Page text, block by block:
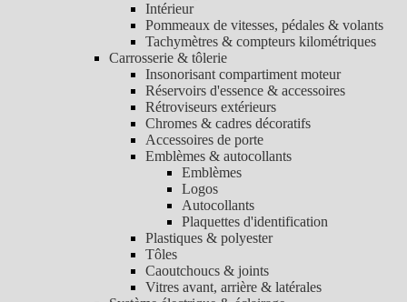
Intérieur
Pommeaux de vitesses, pédales & volants
Tachymètres & compteurs kilométriques
Carrosserie & tôlerie
Insonorisant compartiment moteur
Réservoirs d'essence & accessoires
Rétroviseurs extérieurs
Chromes & cadres décoratifs
Accessoires de porte
Emblèmes & autocollants
Emblèmes
Logos
Autocollants
Plaquettes d'identification
Plastiques & polyester
Tôles
Caoutchoucs & joints
Vitres avant, arrière & latérales